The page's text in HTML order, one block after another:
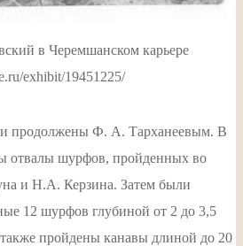
в Черемшанском карьере
exhibit/19451225/
продолжены Ф. А. Тарханеевым. В
отвалы шурфов, пройденных во
и Н.А. Керзина. Затем были
12 шурфов глубиной от 2 до 3,5
пройдены канавы длиной до 20